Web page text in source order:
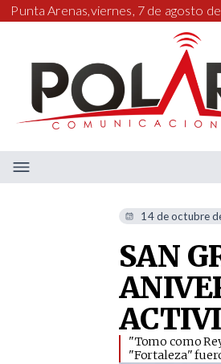
Punta Arenas,viernes, 7 de agosto
14 de octubre
SAN
​"Tomo como
"Fortaleza"